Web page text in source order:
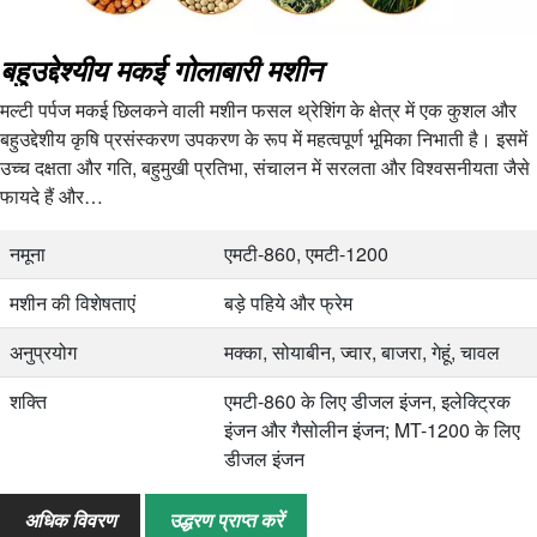
बहुउद्देश्यीय मकई गोलाबारी मशीन
मल्टी पर्पज मकई छिलकने वाली मशीन फसल थ्रेशिंग के क्षेत्र में एक कुशल और
बहुउद्देशीय कृषि प्रसंस्करण उपकरण के रूप में महत्वपूर्ण भूमिका निभाती है। इसमें
उच्च दक्षता और गति, बहुमुखी प्रतिभा, संचालन में सरलता और विश्वसनीयता जैसे
फायदे हैं और…
नमूना
एमटी-860, एमटी-1200
मशीन की विशेषताएं
बड़े पहिये और फ्रेम
अनुप्रयोग
मक्का, सोयाबीन, ज्वार, बाजरा, गेहूं, चावल
शक्ति
एमटी-860 के लिए डीजल इंजन, इलेक्ट्रिक
इंजन और गैसोलीन इंजन; MT-1200 के लिए
डीजल इंजन
क्षमता
एमटी-860: 1.5-2 टन/घंटा; MT-1200:
अधिक विवरण उद्धरण प्राप्त करें